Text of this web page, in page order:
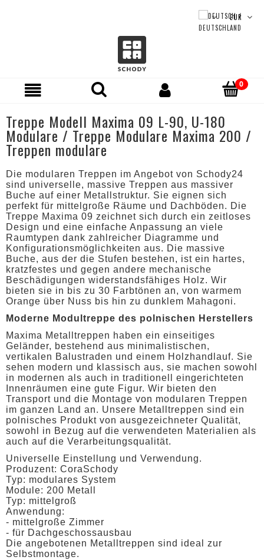
Treppe Modell Maxima 09 L-90, U-180
Modulare / Treppe Modulare Maxima 200 /
Treppen modulare
Die modularen Treppen im Angebot von Schody24
sind universelle, massive Treppen aus massiver
Buche auf einer Metallstruktur. Sie eignen sich
perfekt für mittelgroße Räume und Dachböden. Die
Treppe Maxima 09 zeichnet sich durch ein zeitloses
Design und eine einfache Anpassung an viele
Raumtypen dank zahlreicher Diagramme und
Konfigurationsmöglichkeiten aus. Die massive
Buche, aus der die Stufen bestehen, ist ein hartes,
kratzfestes und gegen andere mechanische
Beschädigungen widerstandsfähiges Holz. Wir
bieten sie in bis zu 30 Farbtönen an, von warmem
Orange über Nuss bis hin zu dunklem Mahagoni.
Moderne Modultreppe des polnischen Herstellers
Maxima Metalltreppen haben ein einseitiges
Geländer, bestehend aus minimalistischen,
vertikalen Balustraden und einem Holzhandlauf. Sie
sehen modern und klassisch aus, sie machen sowohl
in modernen als auch in traditionell eingerichteten
Innenräumen eine gute Figur. Wir bieten den
Transport und die Montage von modularen Treppen
im ganzen Land an. Unsere Metalltreppen sind ein
polnisches Produkt von ausgezeichneter Qualität,
sowohl in Bezug auf die verwendeten Materialien als
auch auf die Verarbeitungsqualität.
Universelle Einstellung und Verwendung.
Produzent: CoraSchody
Typ: modulares System
Module: 200 Metall
Typ: mittelgroß
Anwendung:
- mittelgroße Zimmer
- für Dachgeschossausbau
Die angebotenen Metalltreppen sind ideal zur
Selbstmontage.